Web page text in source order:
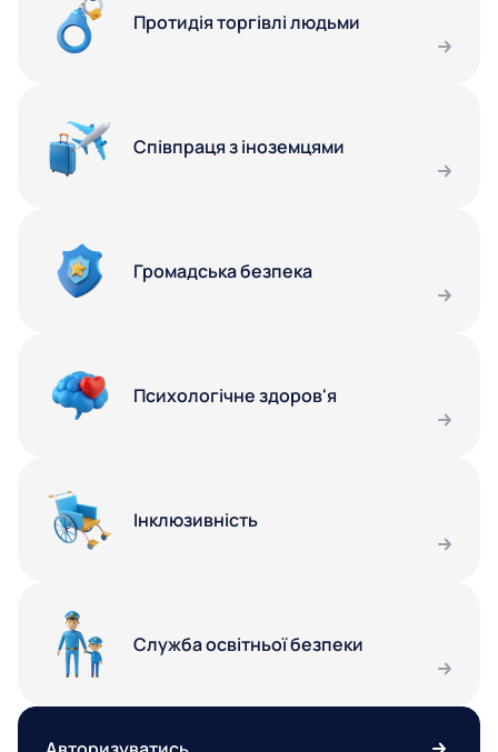
Протидія торгівлі людьми
Співпраця з іноземцями
Громадська безпека
Психологічне здоров'я
Інклюзивність
Служба освітньої безпеки